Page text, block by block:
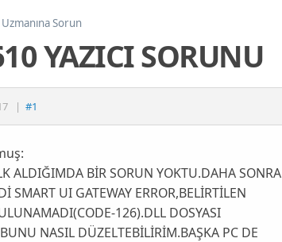
Uzmanına Sorun
YAZICI SORUNU
| #1
ALDIĞIMDA BİR SORUN YOKTU.DAHA SONRA
SMART UI GATEWAY ERROR,BELİRTİLEN
126).DLL DOSYASI
NASIL DÜZELTEBİLİRİM.BAŞKA PC DE